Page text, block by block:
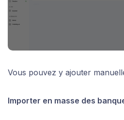
Vous pouvez y ajouter
Importer en masse des